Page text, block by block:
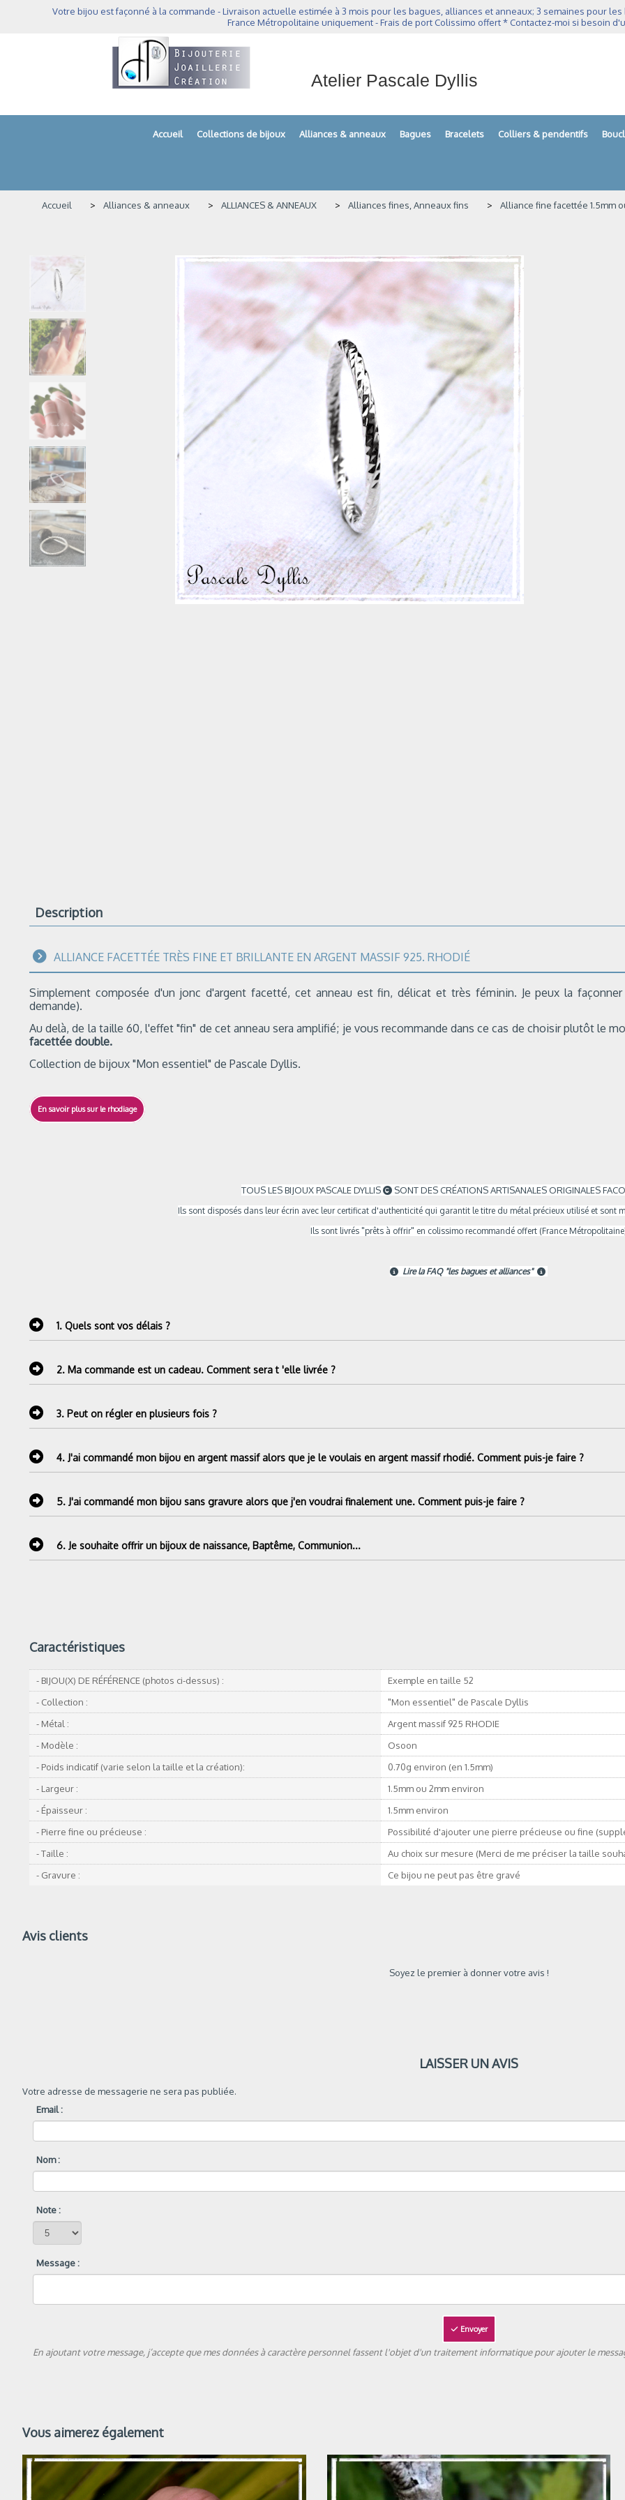
Votre bijou est façonné à la commande - Livraison actuelle estimée à 3 mois pour les bagues, alliances et anneaux; 3 semaines pour
France Métropolitaine uniquement - Frais de port Colissimo offert * Contactez-moi si besoin
Atelier Pascale Dyllis
Accueil Collections de bijoux Alliances & anneaux Bagues Bracelets Colliers & pendentifs
Accueil Alliances & anneaux ALLIANCES & ANNEAUX Alliances fines, Anneaux fins Alliance fine facettée 1.5mm
Description
ALLIANCE FACETTÉE TRÈS FINE ET BRILLANTE EN ARGENT MASSIF 925. RHODIÉ
Simplement composée d'un jonc d'argent facetté, cet anneau est fin, délicat et très féminin. Je peux la
demande).
Au delà, de la taille 60, l'effet "fin" de cet anneau sera amplifié; je vous recommande dans ce cas de choisir plutôt le
facettée double.
Collection de bijoux "Mon essentiel" de Pascale Dyllis.
En savoir plus sur le rhodiage
TOUS LES BIJOUX PASCALE DYLLIS SONT DES CRÉATIONS ARTISANALES ORIGINALES
Ils sont disposés dans leur écrin avec leur certificat d'authenticité qui garantit le titre du métal précieux utilisé et sont
Ils sont livrés "prêts à offrir" en colissimo recommandé offert (France
 Lire la FAQ "les bagues et alliances" 
1. Quels sont vos délais ?
2. Ma commande est un cadeau. Comment sera t 'elle livrée ?
3. Peut on régler en plusieurs fois ?
4. J'ai commandé mon bijou en argent massif alors que je le voulais en argent massif rhodié. Comment puis-je faire ?
5. J'ai commandé mon bijou sans gravure alors que j'en voudrai finalement une. Comment puis-je faire ?
6. Je souhaite offrir un bijoux de naissance, Baptême, Communion...
Caractéristiques
- BIJOU(X) DE RÉFÉRENCE (photos ci-dessus) :
Exemple en taille 52
- Collection :
"Mon essentiel" de Pascale Dyllis
- Métal :
Argent massif 925 RHODIE
- Modèle :
Osoon
- Poids indicatif (varie selon la taille et la création):
0.70g environ (en 1.5mm)
- Largeur :
1.5mm ou 2mm environ
- Épaisseur :
1.5mm environ
- Pierre fine ou précieuse :
Possibilité d'ajouter une pierre précieuse ou fine
- Taille :
Au choix sur mesure (Merci de me préciser la taille
- Gravure :
Ce bijou ne peut pas être gravé
Avis clients
Soyez le premier à donner votre avis !
LAISSER UN AVIS
Votre adresse de messagerie ne sera pas publiée.
Email :
Nom :
Note :
Message :
Envoyer
En ajoutant votre message, j’accepte que mes données à caractère personnel fassent l'objet d'un traitement informatique pour ajouter le
Vous aimerez également